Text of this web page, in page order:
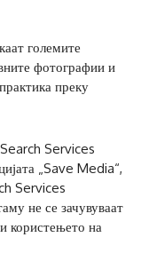
големите
фотографии и
преку
Services
„Save Media“,
Services
не се зачувуваат
користењето на